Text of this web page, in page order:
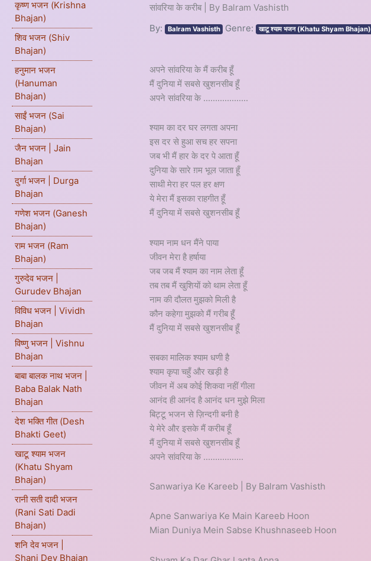
कृष्ण भजन (Krishna
Bhajan)
शिव भजन (Shiv
Bhajan)
हनुमान भजन
(Hanuman
Bhajan)
साईं भजन (Sai
Bhajan)
जैन भजन | Jain
Bhajan
दुर्गा भजन | Durga
Bhajan
गणेश भजन (Ganesh
Bhajan)
राम भजन (Ram
Bhajan)
गुरुदेव भजन |
Gurudev Bhajan
विविध भजन | Vividh
Bhajan
विष्णु भजन | Vishnu
Bhajan
बाबा बालक नाथ भजन |
Baba Balak Nath
Bhajan
देश भक्ति गीत (Desh
Bhakti Geet)
खाटू श्याम भजन
(Khatu Shyam
Bhajan)
रानी सती दादी भजन
(Rani Sati Dadi
Bhajan)
शनि देव भजन |
Shani Dev Bhajan
सांवरिया के करीब | By Balram Vashisth
By: Balram Vashisth Genre: खाटू श्याम भजन (Khatu Shyam Bhajan)
अपने सांवरिया के मैं करीब हूँ
मैं दुनिया में सबसे खुशनसीब हूँ
अपने सांवरिया के ...................
श्याम का दर घर लगता अपना
इस दर से हुआ सच हर सपना
जब भी मैं हार के दर पे आता हूँ
दुनिया के सारे ग़म भूल जाता हूँ
साथी मेरा हर पल हर क्षण
ये मेरा मैं इसका राहगीत हूँ
मैं दुनिया में सबसे खुशनसीब हूँ
श्याम नाम धन मैंने पाया
जीवन मेरा है हर्षाया
जब जब मैं श्याम का नाम लेता हूँ
तब तब मैं खुशियों को थाम लेता हूँ
नाम की दौलत मुझको मिली है
कौन कहेगा मुझको मैं गरीब हूँ
मैं दुनिया में सबसे खुशनसीब हूँ
सबका मालिक श्याम धणी है
श्याम कृपा चहुँ और खड़ी है
जीवन में अब कोई शिकवा नहीं गीला
आनंद ही आनंद है आनंद धन मुझे मिला
बिट्टू भजन से ज़िन्दगी बनी है
ये मेरे और इसके मैं करीब हूँ
मैं दुनिया में सबसे खुशनसीब हूँ
अपने सांवरिया के .................
Sanwariya Ke Kareeb | By Balram Vashisth
Apne Sanwariya Ke Main Kareeb Hoon
Mian Duniya Mein Sabse Khushnaseeb Hoon